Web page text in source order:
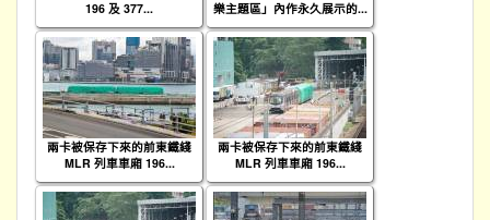
196 及 377...
樂主題區」內作永久展示的...
兩卡被保存下來的前東鐵綫
MLR 列車車廂 196...
兩卡被保存下來的前東鐵綫
MLR 列車車廂 196...